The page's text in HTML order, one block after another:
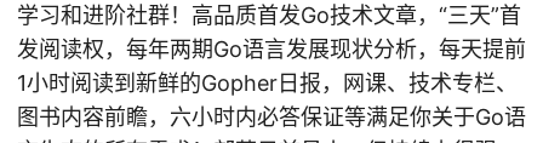
学习和进阶社群！高品质首发Go技术文章，“三天”首
发阅读权，每年两期Go语言发展现状分析，每天提前
1小时阅读到新鲜的Gopher日报，网课、技术专栏、
图书内容前瞻，六小时内必答保证等满足你关于Go语